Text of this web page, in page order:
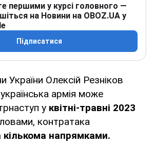
першими у курсі головного —
на Новини на OBOZ.UA у
Підписатися
України Олексій Резніков
армія може
у квітні-травні 2023
контратака
кількома напрямками.